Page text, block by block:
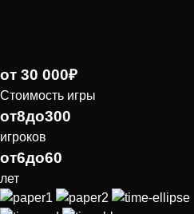
от 30 000₽
Стоимость игры
от8до300
игроков
от6до60
лет